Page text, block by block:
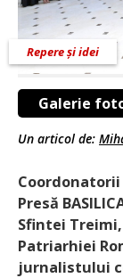
Galerie
Repere și idei
Un articol de:
Presă
Sfintei Treimi,
Patriarhiei
jurnalistului